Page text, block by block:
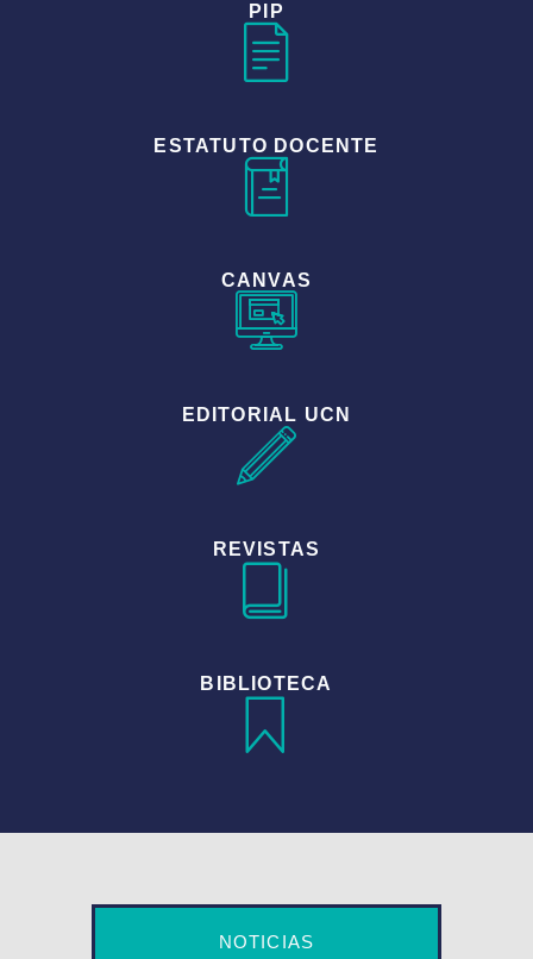
PIP
ESTATUTO DOCENTE
CANVAS
EDITORIAL UCN
REVISTAS
BIBLIOTECA
NOTICIAS